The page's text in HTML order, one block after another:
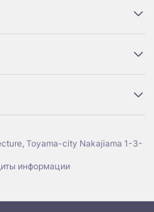
Toyama-city Nakajiama 1-3-
информации